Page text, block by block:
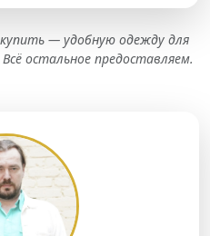
— удобную одежду для
остальное предоставляем.